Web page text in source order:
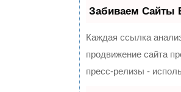
Забиваем Сайты
Каждая ссылка
продвижение сайта
пресс-релизы -